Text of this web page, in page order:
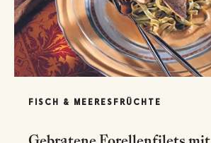
FISCH & MEERESFRÜCHTE